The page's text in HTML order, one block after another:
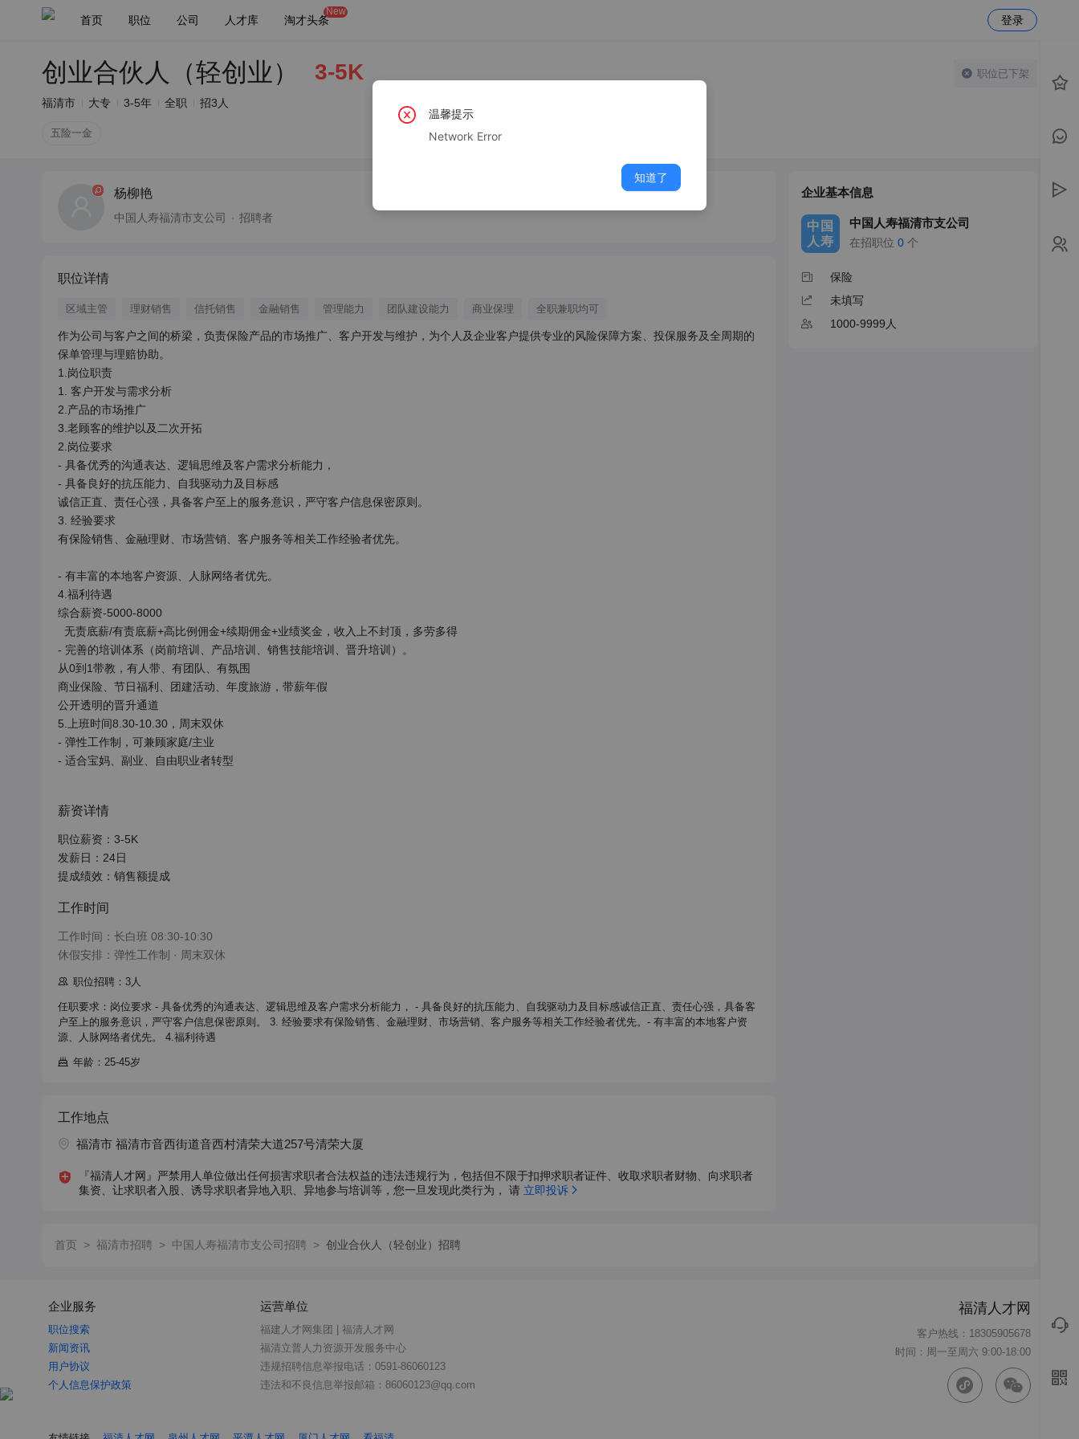
首页 职位 公司 人才库 淘才头条
New
登录
创业合伙人（轻创业） 3-5K
福清市 大专 3-5年 全职 招3人
五险一金
职位已下架
杨柳艳
中国人寿福清市支公司 招聘者
职位详情
区域主管 理财销售 信托销售 金融销售 管理能力 团队建设能力 商业保理 全职兼职均可
作为公司与客户之间的桥梁，负责保险产品的市场推广、客户开发与维护，为个人及企业客户提供专业的风险保障方案、投保服务及全周期的
保单管理与理赔协助。
1.岗位职责
1. 客户开发与需求分析
2.产品的市场推广
3.老顾客的维护以及二次开拓
2.岗位要求
- 具备优秀的沟通表达、逻辑思维及客户需求分析能力，
- 具备良好的抗压能力、自我驱动力及目标感
​诚信正直、责任心强，具备客户至上的服务意识，严守客户信息保密原则。
3. 经验要求
​有保险销售、金融理财、市场营销、客户服务等相关工作经验者优先。
- 有丰富的本地客户资源、人脉网络者优先。
4.福利待遇
综合薪资-5000-8000
​- 完善的培训体系（岗前培训、产品培训、销售技能培训、晋升培训）。
从0到1带教，有人带、有团队、有氛围
​商业保险、节日福利、团建活动、年度旅游，带薪年假
​公开透明的晋升通道
5.上班时间8.30-10.30，周末双休
- 弹性工作制，可兼顾家庭/主业
- 适合宝妈、副业、自由职业者转型
薪资详情
职位薪资：3-5K
发薪日：24日
提成绩效：销售额提成
工作时间
工作时间：长白班 08:30-10:30
休假安排：弹性工作制 · 周末双休
职位招聘：3人
任职要求：岗位要求 - 具备优秀的沟通表达、逻辑思维及客户需求分析能力， - 具备良好的抗压能力、自我驱动力及目标感 ​诚信正直、责任心强，具备客
户至上的服务意识，严守客户信息保密原则。 3. 经验要求 ​有保险销售、金融理财、市场营销、客户服务等相关工作经验者优先。 ​ - 有丰富的本地客户资
源、人脉网络者优先。 4.福利待遇
年龄：25-45岁
工作地点
福清市 福清市音西街道音西村清荣大道257号清荣大厦
『福清人才网』严禁用人单位做出任何损害求职者合法权益的违法违规行为，包括但不限于扣押求职者证件、收取求职者财物、向求职者
集资、让求职者入股、诱导求职者异地入职、异地参与培训等，您一旦发现此类行为， 请 立即投诉
企业基本信息
中国
人寿
中国人寿福清市支公司
在招职位 0 个
保险
未填写
1000-9999人
首页 > 福清市招聘 > 中国人寿福清市支公司招聘 > 创业合伙人（轻创业）招聘
企业服务
职位搜索
新闻资讯
用户协议
个人信息保护政策
运营单位
福建人才网集团 | 福清人才网
福清立普人力资源开发服务中心
违规招聘信息举报电话：0591-86060123
违法和不良信息举报邮箱：86060123@qq.com
福清人才网
客户热线：18305905678
时间：周一至周六 9:00-18:00
温馨提示
Network Error
知道了